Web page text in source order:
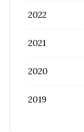
2022
2021
2020
2019